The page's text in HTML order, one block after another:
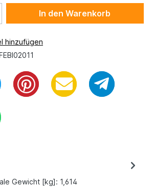
In den Warenkorb
hinzufügen
Gewicht [kg]: 1,614